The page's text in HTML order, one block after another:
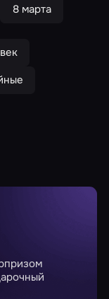
8 марта